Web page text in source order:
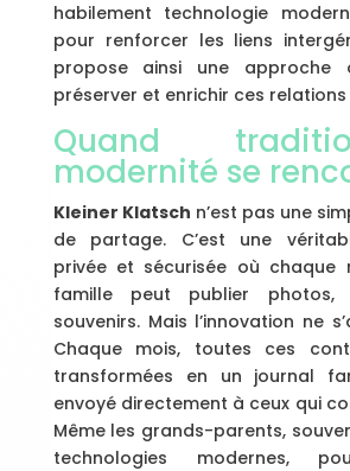
habilement technologie
pour renforcer les liens
propose ainsi une approche
préserver et enrichir ces
Quand
modernité se
Kleiner Klatsch n’est pas une
de partage. C’est une
privée et sécurisée où chaque
famille peut publier photos,
souvenirs. Mais l’innovation ne
Chaque mois, toutes ces
transformées en un journal
envoyé directement à ceux qui
Même les grands-parents,
technologies modernes,